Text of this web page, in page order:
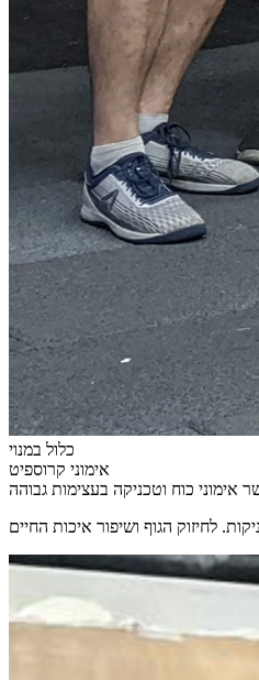
כלול במנוי
אימוני קרוספיט
אימוני כוח וטכניקה בעצימות גבוהה
לחיזוק הגוף ושיפור איכות החיים